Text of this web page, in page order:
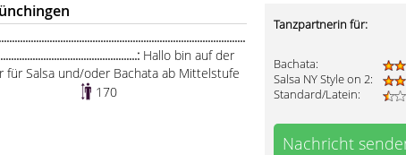
Hallo bin auf der
für Salsa und/oder Bachata ab Mittelstufe
170
Tanzpartnerin für:
Bachata:
Salsa NY Style on 2:
Standard/Latein:
Nachricht